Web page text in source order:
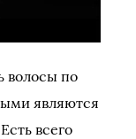
волосы по
являются
всего